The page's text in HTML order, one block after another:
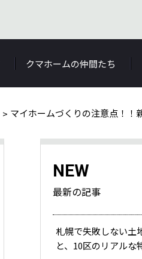
クマホームの仲間たち
マイホームづくりの注意点！！
NEW
最新の記事
札幌で失敗しない土
と、10区のリアルな